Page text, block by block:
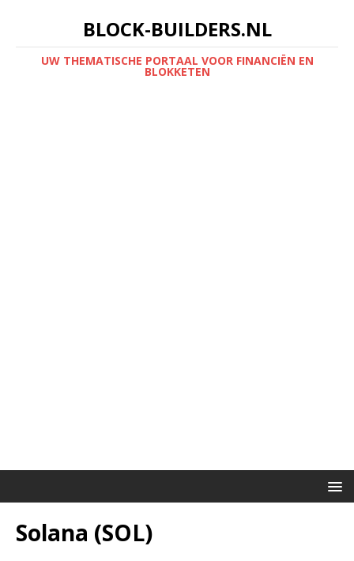
BLOCK-BUILDERS.NL
UW THEMATISCHE PORTAAL VOOR FINANCIËN EN
BLOKKETEN
Solana (SOL)